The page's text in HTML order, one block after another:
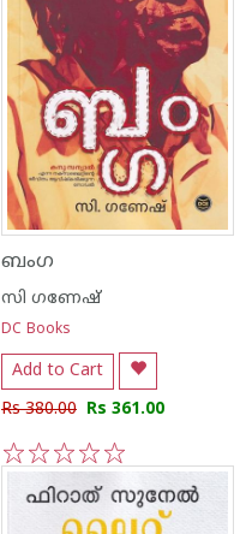
ബംഗ
സി ഗണേഷ്
DC Books
Add to Cart
Rs 380.00 Rs 361.00
5
4
3
1